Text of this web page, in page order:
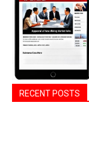
RECENT POSTS